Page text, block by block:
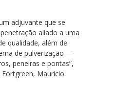
adjuvante que se
aliado a uma
qualidade, além de
de pulverização —
peneiras e pontas”,
Mauricio